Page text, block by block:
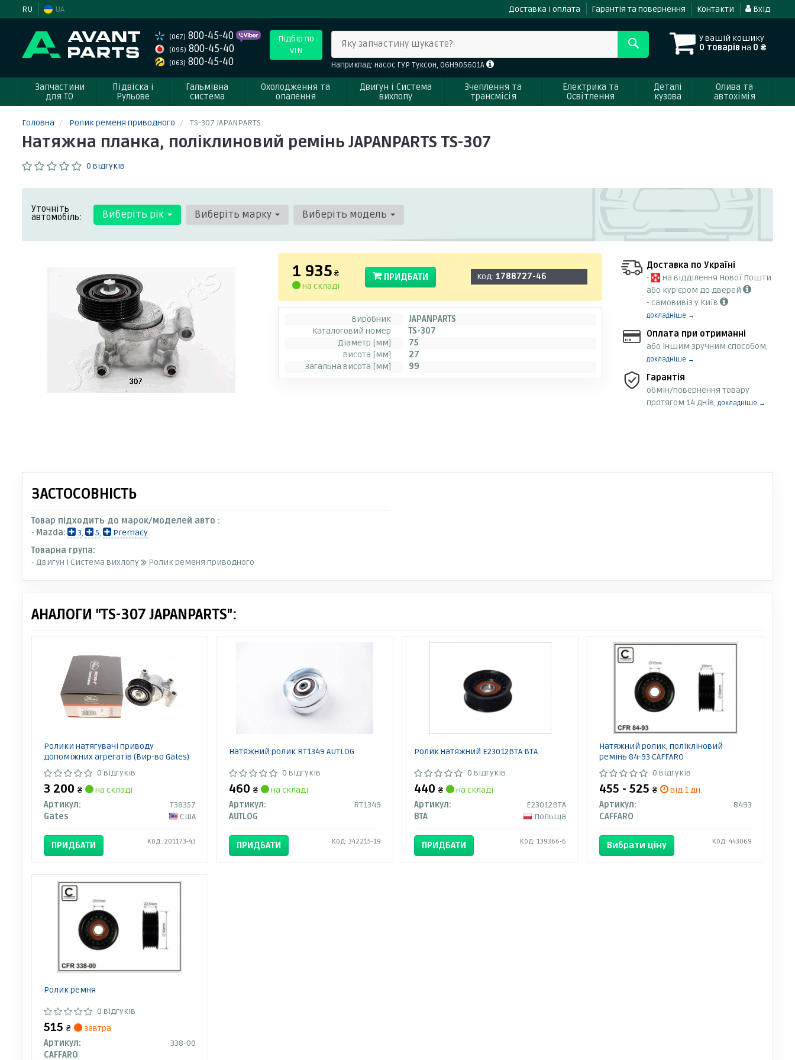
RU UA Доставка і оплата Гарантія та повернення Контакти Вхід
(067) 800-45-40
(095) 800-45-40
(063) 800-45-40
Підбір по
VIN
У вашій кошику
0 товарів на 0 ₴
Яку запчастину шукаєте?
Наприклад: насос ГУР Туксон, 06H905601A
Запчастини
для ТО
Підвіска і
Рульове
Гальмівна
система
Охолодження та
опалення
Двигун і Система
вихлопу
Зчеплення та
трансмісія
Електрика та
Освітлення
Деталі
кузова
Олива та
автохімія
Головна Ролик ременя приводного TS-307 JAPANPARTS
Натяжна планка, поліклиновий ремінь JAPANPARTS TS-307
0 відгуків
Уточніть
автомобіль: Виберіть рік Виберіть марку Виберіть модель
1 935 ₴
на складі
ПРИДБАТИ Код:1788727-46
Виробник
JAPANPARTS
Каталоговий номер
TS-307
Діаметр [мм]
75
Висота [мм]
27
Загальна висота [мм]
99
Доставка по Україні
-
на відділення Нової Пошти
або кур'єром до дверей
- самовивіз у Київ
докладніше →
Оплата при отриманні
або іншим зручним способом,
докладніше →
Гарантія
обмін/повернення товару
протягом 14 днів,докладніше →
ЗАСТОСОВНІСТЬ
Товар підходить до марок/моделей авто :
- Mazda: 3, 5,
Premacy
Товарна група:
- Двигун і Система вихлопу
Ролик ременя приводного
АНАЛОГИ "TS-307 JAPANPARTS":
Ролики натягувачі приводу
допоміжних агрегатів (Вир-во Gates)
0 відгуків
3 200 ₴
на складі
Артикул:
T38357
Gates
США
ПРИДБАТИ Код: 201173-43
Натяжний ролик RT1349 AUTLOG
0 відгуків
460 ₴
на складі
Артикул:
RT1349
AUTLOG
ПРИДБАТИ Код: 342215-19
Ролик натяжний E23012BTA BTA
0 відгуків
440 ₴
на складі
Артикул:
E23012BTA
BTA
Польща
ПРИДБАТИ Код: 139366-6
Натяжний ролик, полікліновий
ремінь 84-93 CAFFARO
0 відгуків
455 - 525₴
від 1 дн.
Артикул:
8493
CAFFARO
Вибрати ціну Код: 443069
Ролик ремня
0 відгуків
515 ₴
завтра
Артикул:
338-00
CAFFARO